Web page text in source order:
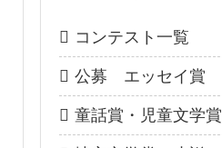
コンテスト一覧
公募 エッセイ賞
童話賞・児童文学賞